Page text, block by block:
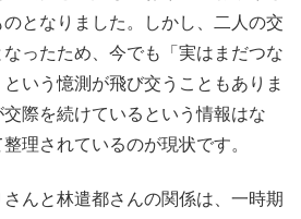
となりました。しかし、二人の交
ったため、今でも「実はまだつな
いう憶測が飛び交うこともありま
際を続けているという情報はな
理されているのが現状です。
んと林遣都さんの関係は、一時期